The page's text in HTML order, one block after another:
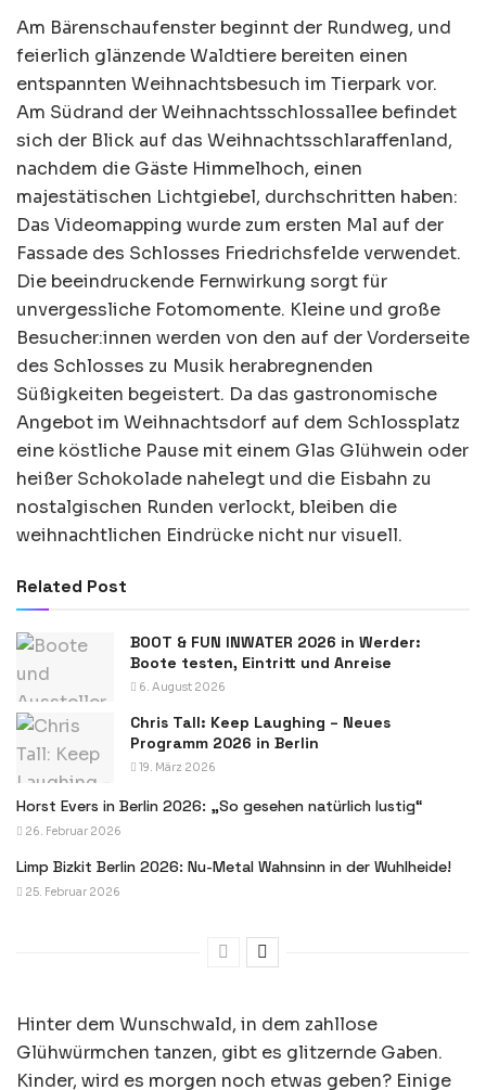
Am Bärenschaufenster beginnt der Rundweg, und
feierlich glänzende Waldtiere bereiten einen
entspannten Weihnachtsbesuch im Tierpark vor.
Am Südrand der Weihnachtsschlossallee befindet
sich der Blick auf das Weihnachtsschlaraffenland,
nachdem die Gäste Himmelhoch, einen
majestätischen Lichtgiebel, durchschritten haben:
Das Videomapping wurde zum ersten Mal auf der
Fassade des Schlosses Friedrichsfelde verwendet.
Die beeindruckende Fernwirkung sorgt für
unvergessliche Fotomomente. Kleine und große
Besucher:innen werden von den auf der Vorderseite
des Schlosses zu Musik herabregnenden
Süßigkeiten begeistert. Da das gastronomische
Angebot im Weihnachtsdorf auf dem Schlossplatz
eine köstliche Pause mit einem Glas Glühwein oder
heißer Schokolade nahelegt und die Eisbahn zu
nostalgischen Runden verlockt, bleiben die
weihnachtlichen Eindrücke nicht nur visuell.
Related Post
BOOT & FUN INWATER 2026 in Werder:
Boote testen, Eintritt und Anreise
6. August 2026
Chris Tall: Keep Laughing – Neues
Programm 2026 in Berlin
19. März 2026
Horst Evers in Berlin 2026: „So gesehen natürlich lustig“
26. Februar 2026
Limp Bizkit Berlin 2026: Nu-Metal Wahnsinn in der Wuhlheide!
25. Februar 2026
Hinter dem Wunschwald, in dem zahllose
Glühwürmchen tanzen, gibt es glitzernde Gaben.
Kinder, wird es morgen noch etwas geben? Einige